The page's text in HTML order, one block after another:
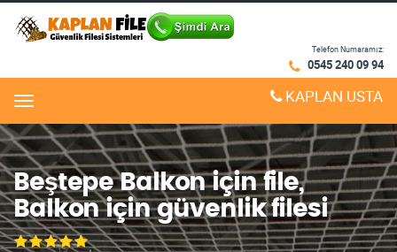
Telefon Numaramız:
0545 240 09 94
Menu KAPLAN USTA
Beştepe Balkon için file,
Balkon için güvenlik filesi